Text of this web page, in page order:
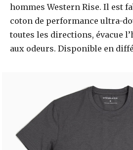
hommes Western Rise. Il est
coton de performance ultra-
toutes les directions, évacue
aux odeurs. Disponible en